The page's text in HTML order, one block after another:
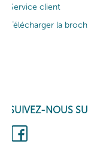
Service client
Télécharger la
SUIVEZ-NOUS